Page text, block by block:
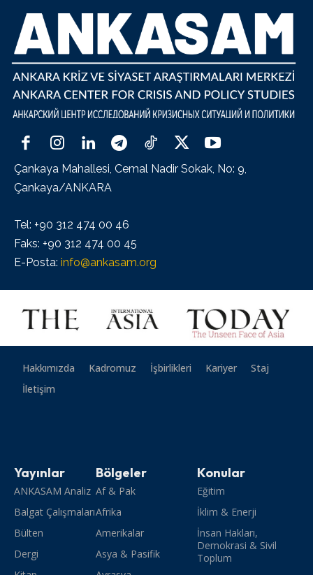
Çankaya Mahallesi, Cemal Nadir Sokak, No: 9,
Çankaya/ANKARA
Tel: +90 312 474 00 46
Faks: +90 312 474 00 45
E-Posta: info@ankasam.org
Hakkımızda Kadromuz İşbirlikleri Kariyer
Staj
İletişim
Yayınlar
ANKASAM Analiz
Balgat Çalışmaları
Bülten
Dergi
Bölgeler
Af & Pak
Afrika
Amerikalar
Asya & Pasifik
Konular
Eğitim
İklim & Enerji
İnsan Hakları,
Demokrasi & Sivil
Toplum